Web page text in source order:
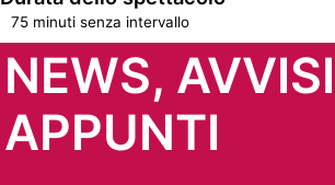
75 minuti senza intervallo
NEWS,
APPUNTI